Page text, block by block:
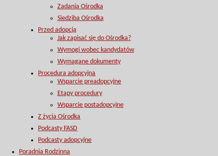
Zadania Ośrodka
Siedziba Ośrodka
Przed adopcją
Jak zapisać się do Ośrodka?
Wymogi wobec kandydatów
Wymagane dokumenty
Procedura adopcyjna
Wsparcie preadopcyjne
Etapy procedury
Wsparcie postadopcyjne
Z życia Ośrodka
Podcasty FASD
Podcasty adopcyjne
Poradnia Rodzinna